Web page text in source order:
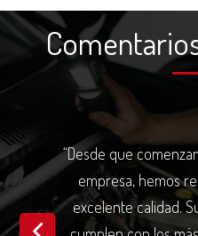
“Desde que
empresa, hemos
excelente calidad.